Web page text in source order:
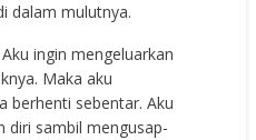
dalam mulutnya.
ingin mengeluarkan
Maka aku
berhenti sebentar. Aku
diri sambil mengusap-